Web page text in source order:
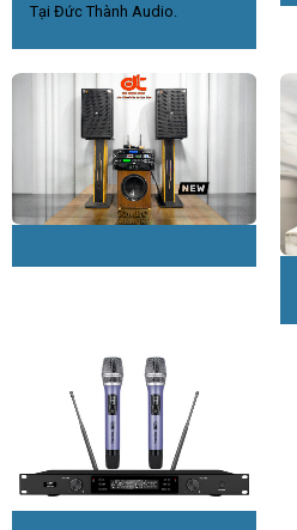
Tại Đức Thành Audio.